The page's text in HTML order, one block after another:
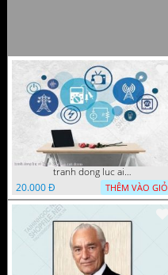
tranh dong luc ai 25 10 2022 dao cs6
20.000 Đ
THÊM VÀO GIỎ